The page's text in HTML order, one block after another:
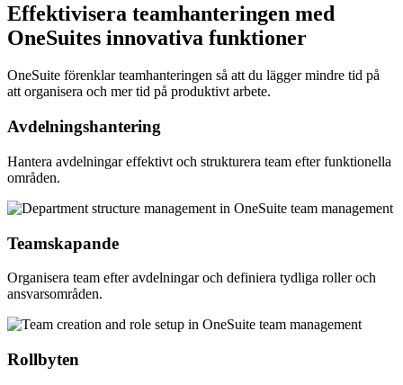
Effektivisera teamhanteringen med
OneSuites innovativa funktioner
OneSuite förenklar teamhanteringen så att du lägger mindre tid på
att organisera och mer tid på produktivt arbete.
Avdelningshantering
Hantera avdelningar effektivt och strukturera team efter funktionella
områden.
Teamskapande
Organisera team efter avdelningar och definiera tydliga roller och
ansvarsområden.
Rollbyten